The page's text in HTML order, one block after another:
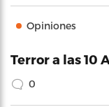
Opiniones
Terror a las 10
0